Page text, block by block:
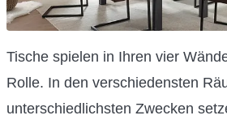
Tische spielen in Ihren vier
Rolle. In den verschiedensten
unterschiedlichsten Zwecken